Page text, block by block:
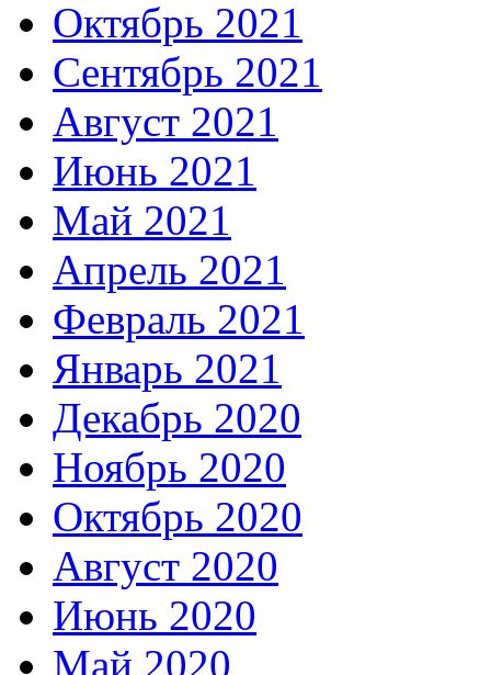
Октябрь 2021
Сентябрь 2021
Август 2021
Июнь 2021
Май 2021
Апрель 2021
Февраль 2021
Январь 2021
Декабрь 2020
Ноябрь 2020
Октябрь 2020
Август 2020
Июнь 2020
Май 2020